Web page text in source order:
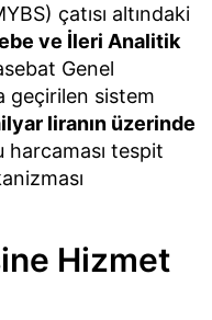
çatısı altındaki
ve İleri Analitik
Genel
geçirilen sistem
liranın üzerinde
harcaması tespit
Hizmet